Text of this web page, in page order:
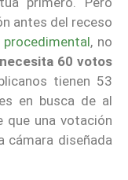
antes del receso
procedimental, no
60 votos
tienen 53
en busca de al
que una votación
cámara diseñada